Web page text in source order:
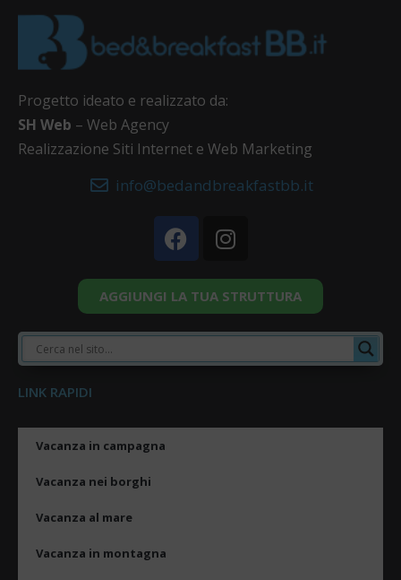
Progetto ideato e realizzato da:
SH Web – Web Agency
Realizzazione Siti Internet e Web Marketing
info@bedandbreakfastbb.it
AGGIUNGI LA TUA STRUTTURA
LINK RAPIDI
Vacanza in campagna
Vacanza nei borghi
Vacanza al mare
Vacanza in montagna